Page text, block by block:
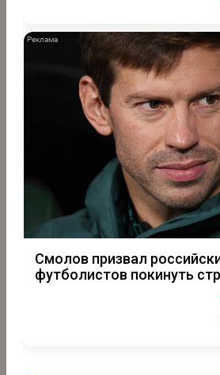
Смолов призвал
футболистов покинуть